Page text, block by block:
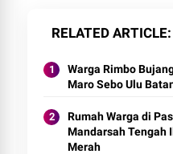
RELATED ARTICLE
Warga Rimbo
Maro Sebo Ulu
Rumah Warga di
Mandarsah Tengah
Merah